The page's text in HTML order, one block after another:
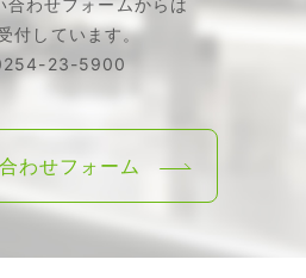
合わせフォームからは
付しています。
23-5900
わせフォーム